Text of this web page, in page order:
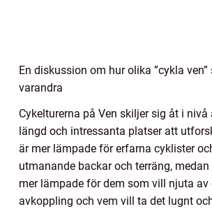
En diskussion om hur olika ”cykla
varandra
Cykelturerna på Ven skiljer sig åt i nivå
längd och intressanta platser att
är mer lämpade för erfarna cyklister
utmanande backar och terräng,
mer lämpade för dem som vill njuta
avkoppling och vem vill ta det lugnt